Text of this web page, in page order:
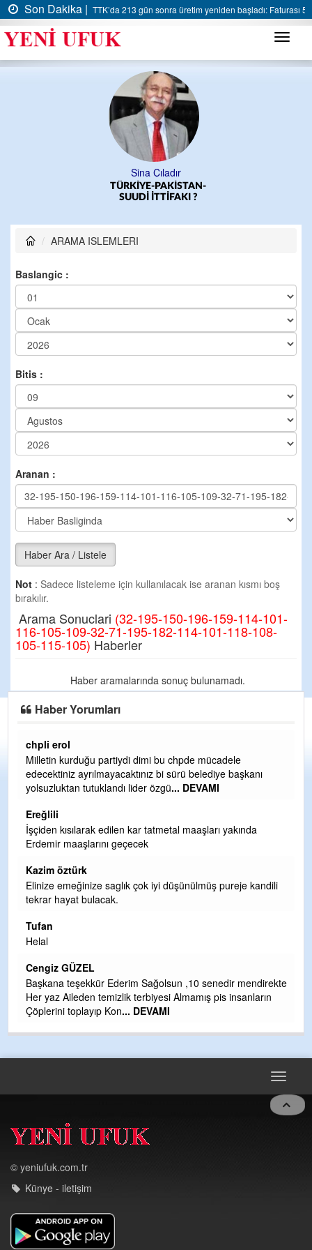
Son Dakika | TTK’da 213 gün sonra üretim yeniden başladı: Faturası 5
Menü
Sina Çıladır
TÜRKİYE-PAKİSTAN-
SUUDİ İTTİFAKI ?
ARAMA ISLEMLERI
Baslangic :
Bitis :
Aranan :
Haber Ara / Listele
Not : Sadece listeleme için kullanılacak ise aranan kısmı boş
bırakılır.
Arama Sonuclari (32-195-150-196-159-114-101-
116-105-109-32-71-195-182-114-101-118-108-
105-115-105) Haberler
Haber aramalarında sonuç bulunamadı.
Haber Yorumları
chpli erol
Milletin kurduğu partiydi dimi bu chpde mücadele
edecektiniz ayrılmayacaktınız bi sürü belediye başkanı
yolsuzluktan tutuklandı lider özgü... DEVAMI
Ereğlili
İşçiden kısılarak edilen kar tatmetal maaşları yakında
Erdemir maaşlarını geçecek
Kazim öztürk
Elinize emeğinize saglık çok iyi düşünülmüş pureje kandili
tekrar hayat bulacak.
Tufan
Helal
Cengiz GÜZEL
Başkana teşekkür Ederim Sağolsun ,10 senedir mendirekte
Her yaz Aileden temizlik terbiyesi Almamış pis insanların
Çöplerini toplayıp Kon... DEVAMI
Toggle
© yeniufuk.com.tr
Künye - iletişim